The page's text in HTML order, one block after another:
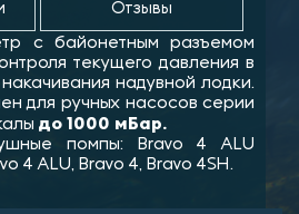
Отзывы
с байонетным разъемом
текущего давления в
надувной лодки.
для ручных насосов серии
до 1000 мБар.
помпы: Bravo 4 ALU
4 ALU, Bravo 4, Bravo 4SH.